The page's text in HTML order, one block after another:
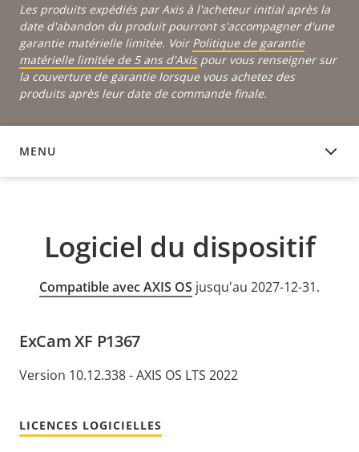
Les produits expédiés par Axis à l'acheteur initial après la
date d'abandon du produit pourront s'accompagner d'une
garantie matérielle limitée. Voir Politique de garantie
matérielle limitée de 5 ans d'Axispour vous renseigner sur
la couverture de garantie lorsque vous achetez des
produits après leur date de commande finale.
MENU
LOGICIEL DU DISPOSITIF
Logiciel du dispositif
Compatible avec AXIS OS jusqu'au 2027-12-31.
ExCam XF P1367
Version 10.12.338 - AXIS OS LTS 2022
LICENCES LOGICIELLES